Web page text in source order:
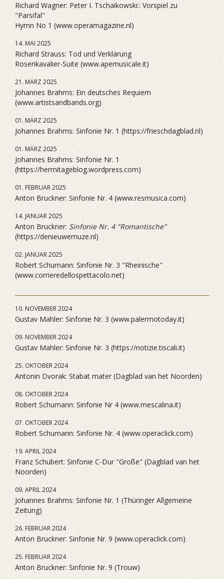
Richard Wagner: Peter I. Tschaikowski:: Vorspiel zu
"Parsifal"
Hymn No 1 (www.operamagazine.nl)
14. MAI 2025
Richard Strauss: Tod und Verklärung
Rosenkavalier-Suite (www.apemusicale.it)
21. MÄRZ 2025
Johannes Brahms: Ein deutsches Requiem
(www.artistsandbands.org)
01. MÄRZ 2025
Johannes Brahms: Sinfonie Nr. 1 (https://frieschdagblad.nl)
01. MÄRZ 2025
Johannes Brahms: Sinfonie Nr. 1
(https://hermitageblog.wordpress.com)
01. FEBRUAR 2025
Anton Bruckner: Sinfonie Nr. 4 (www.resmusica.com)
14. JANUAR 2025
Anton Bruckner: Sinfonie Nr. 4 "Romantische"
(https://denieuwemuze.nl)
02. JANUAR 2025
Robert Schumann: Sinfonie Nr. 3 "Rheinische"
(www.corrieredellospettacolo.net)
10. NOVEMBER 2024
Gustav Mahler: Sinfonie Nr. 3 (www.palermotoday.it)
09. NOVEMBER 2024
Gustav Mahler: Sinfonie Nr. 3 (https://notizie.tiscali.it)
25. OKTOBER 2024
Antonin Dvorak: Stabat mater (Dagblad van het Noorden)
08. OKTOBER 2024
Robert Schumann: Sinfonie Nr 4 (www.mescalina.it)
07. OKTOBER 2024
Robert Schumann: Sinfonie Nr. 4 (www.operaclick.com)
19. APRIL 2024
Franz Schubert: Sinfonie C-Dur "Große" (Dagblad van het
Noorden)
09. APRIL 2024
Johannes Brahms: Sinfonie Nr. 1 (Thüringer Allgemeine
Zeitung)
26. FEBRUAR 2024
Anton Bruckner: Sinfonie Nr. 9 (www.operaclick.com)
25. FEBRUAR 2024
Anton Bruckner: Sinfonie Nr. 9 (Trouw)